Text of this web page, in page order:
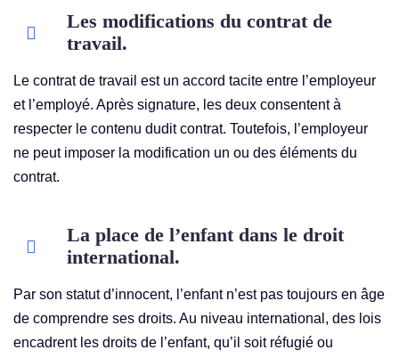
Les modifications du contrat de
travail.
Le contrat de travail est un accord tacite entre l’employeur
et l’employé. Après signature, les deux consentent à
respecter le contenu dudit contrat. Toutefois, l’employeur
ne peut imposer la modification un ou des éléments du
contrat.
La place de l’enfant dans le droit
international.
Par son statut d’innocent, l’enfant n’est pas toujours en âge
de comprendre ses droits. Au niveau international, des lois
encadrent les droits de l’enfant, qu’il soit réfugié ou